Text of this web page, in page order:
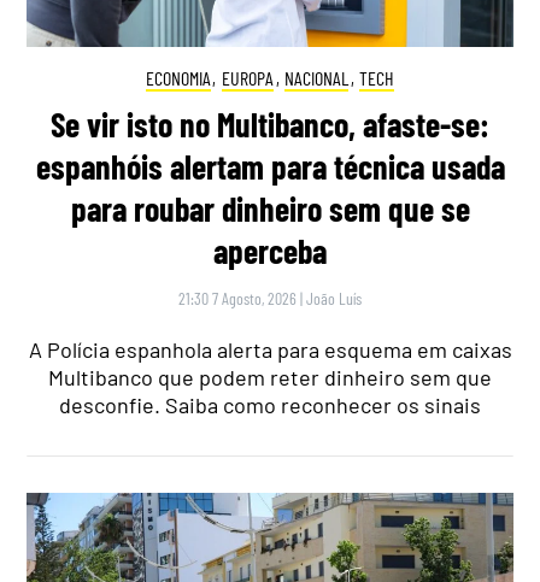
ECONOMIA, EUROPA , NACIONAL , TECH
Se vir isto no Multibanco, afaste-se:
espanhóis alertam para técnica usada
para roubar dinheiro sem que se
aperceba
21:30 7 Agosto, 2026 |João Luís
A Polícia espanhola alerta para esquema em caixas
Multibanco que podem reter dinheiro sem que
desconfie. Saiba como reconhecer os sinais